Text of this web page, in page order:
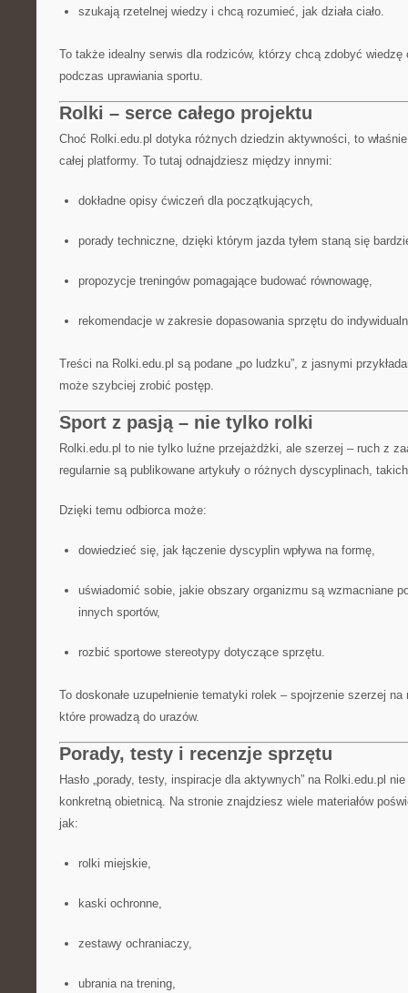
szukają rzetelnej wiedzy i chcą rozumieć, jak działa ciało.
To także idealny serwis dla rodziców, którzy chcą zdobyć
podczas uprawiania sportu.
Rolki – serce całego projektu
Choć Rolki.edu.pl dotyka różnych dziedzin aktywności, to
całej platformy. To tutaj odnajdziesz między innymi:
dokładne opisy ćwiczeń dla początkujących,
porady techniczne, dzięki którym jazda tyłem staną się
propozycje treningów pomagające budować równowagę,
rekomendacje w zakresie dopasowania sprzętu do
Treści na Rolki.edu.pl są podane „po ludzku”, z jasnymi
może szybciej zrobić postęp.
Sport z pasją – nie tylko rolki
Rolki.edu.pl to nie tylko luźne przejażdżki, ale szerzej – ruch z
regularnie są publikowane artykuły o różnych dyscyplinach,
Dzięki temu odbiorca może:
dowiedzieć się, jak łączenie dyscyplin wpływa na formę,
uświadomić sobie, jakie obszary organizmu są wzmacniane
innych sportów,
rozbić sportowe stereotypy dotyczące sprzętu.
To doskonałe uzupełnienie tematyki rolek – spojrzenie szerzej na
które prowadzą do urazów.
Porady, testy i recenzje sprzętu
Hasło „porady, testy, inspiracje dla aktywnych” na Rolki.edu.pl
konkretną obietnicą. Na stronie znajdziesz wiele materiałów
jak:
rolki miejskie,
kaski ochronne,
zestawy ochraniaczy,
ubrania na trening,